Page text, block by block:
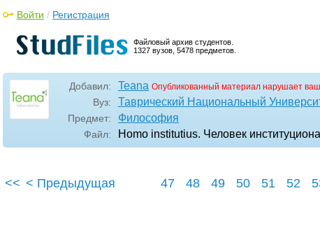
Файловый архив студентов.
1327 вузов, 5478 предметов.
Войти / Регистрация
Добавил: Teana Опубликованный материал нарушает
Вуз: Таврический Национальный
Предмет: Философия
Файл: Homo institutius. Человек
<< < Предыдущая 47 48 49 50 51 52